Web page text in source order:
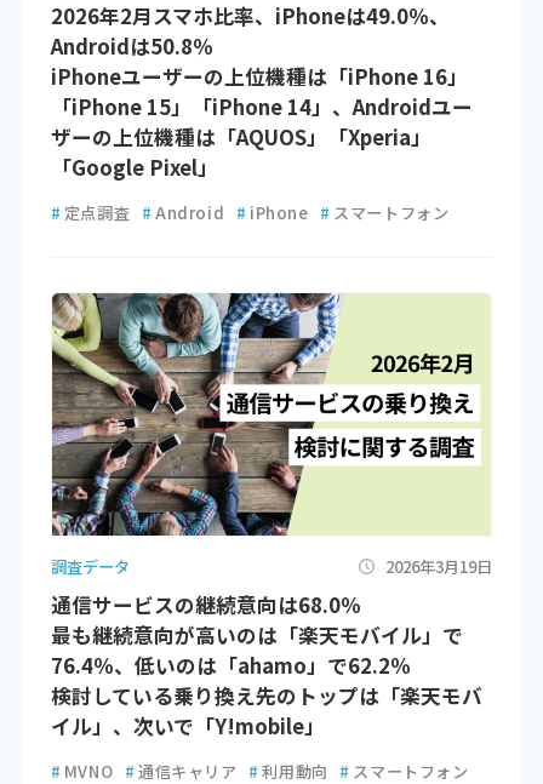
2026年2月スマホ比率、iPhoneは49.0％、
Androidは50.8％
iPhoneユーザーの上位機種は「iPhone 16」
「iPhone 15」「iPhone 14」、Androidユー
ザーの上位機種は「AQUOS」「Xperia」
「Google Pixel」
# 定点調査 # Android # iPhone # スマートフォン
調査データ 2026年3月19日
通信サービスの継続意向は68.0％
最も継続意向が高いのは「楽天モバイル」で
76.4％、低いのは「ahamo」で62.2％
検討している乗り換え先のトップは「楽天モバ
イル」、次いで「Y!mobile」
# MVNO # 通信キャリア # 利用動向 # スマートフォン